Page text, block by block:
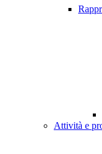
Attività e